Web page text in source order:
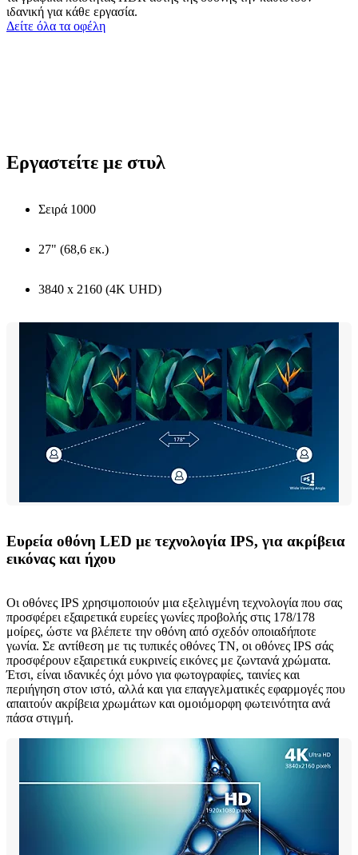
ιδανική για κάθε εργασία.
Δείτε όλα τα οφέλη
Εργαστείτε με στυλ
Σειρά 1000
27" (68,6 εκ.)
3840 x 2160 (4K UHD)
Ευρεία οθόνη LED με τεχνολογία IPS, για ακρίβεια
εικόνας και ήχου
Οι οθόνες IPS χρησιμοποιούν μια εξελιγμένη τεχνολογία που σας
προσφέρει εξαιρετικά ευρείες γωνίες προβολής στις 178/178
μοίρες, ώστε να βλέπετε την οθόνη από σχεδόν οποιαδήποτε
γωνία. Σε αντίθεση με τις τυπικές οθόνες TN, οι οθόνες IPS σάς
προσφέρουν εξαιρετικά ευκρινείς εικόνες με ζωντανά χρώματα.
Έτσι, είναι ιδανικές όχι μόνο για φωτογραφίες, ταινίες και
περιήγηση στον ιστό, αλλά και για επαγγελματικές εφαρμογές που
απαιτούν ακρίβεια χρωμάτων και ομοιόμορφη φωτεινότητα ανά
πάσα στιγμή.